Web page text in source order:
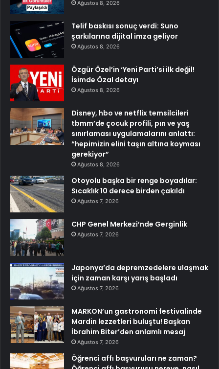
Ağustos 8, 2026
Telif baskısı sonuç verdi: Suno
şarkılarına dijital imza geliyor
Ağustos 8, 2026
Özgür Özel’in ‘Yeni Parti’si ilk değil!
İsimde Özal detayı
Ağustos 8, 2026
Disney, hbo ve netflix temsilcileri
tbmm’de çocuk profili, pın ve yaş
sınırlaması uygulamalarını anlattı:
“hepimizin elini taşın altına koyması
gerekiyor”
Ağustos 8, 2026
Otoyolu başka bir renge boyadılar:
Sıcaklık 10 derece birden çakıldı
Ağustos 7, 2026
CHP Genel Merkezi’nde Gerginlik
Ağustos 7, 2026
Japonya’da depremzedelere ulaşmak
için zaman karşı yarış başladı
Ağustos 7, 2026
MARKON’un gastronomi festivalinde
Mardin lezzetleri buluştu! Başkan
İbrahim Biter’den anlamlı mesaj
Ağustos 7, 2026
Öğrenci affı başvuruları ne zaman?